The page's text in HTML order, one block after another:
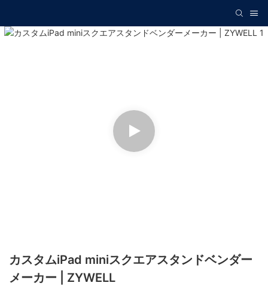
カスタムiPad miniスクエアスタンドベンダー
メーカー | ZYWELL